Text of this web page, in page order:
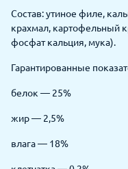
Состав: утиное филе,
крахмал, картофельный
фосфат кальция, мука).
Гарантированные
белок — 25%
жир — 2,5%
влага — 18%